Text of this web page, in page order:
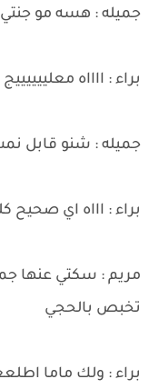
جميله : هسه مو
براء : ااااه
جميله : شنو قابل
براء : اااه اي صحيح
مريم : سكتي عنها
تخبص بالحجي
براء : ولك ماما